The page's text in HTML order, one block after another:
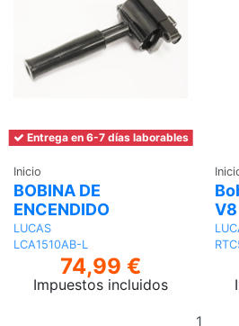
Entrega en 6-7 días laborables
Inicio
BOBINA DE
ENCENDIDO
LUCAS
LCA1510AB-L
74,99 €
Impuestos incluidos